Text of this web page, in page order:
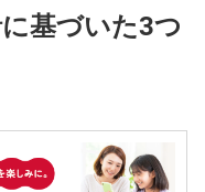
基づいた3つ